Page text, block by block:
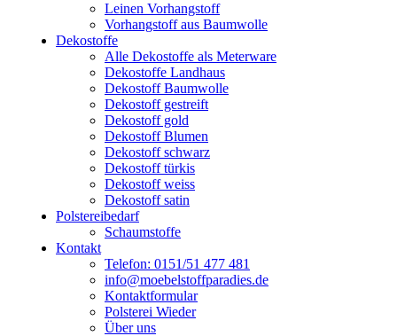
Leinen Vorhangstoff
Vorhangstoff aus Baumwolle
Dekostoffe
Alle Dekostoffe als Meterware
Dekostoffe Landhaus
Dekostoff Baumwolle
Dekostoff gestreift
Dekostoff gold
Dekostoff Blumen
Dekostoff schwarz
Dekostoff türkis
Dekostoff weiss
Dekostoff satin
Polstereibedarf
Schaumstoffe
Kontakt
Telefon: 0151/51 477 481
info@moebelstoffparadies.de
Kontaktformular
Polsterei Wieder
Über uns